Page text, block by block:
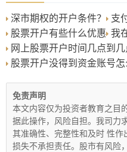
深市期权的开户条件？
支
股票开户有些什么优惠 我
网上股票开户时间几点到
股票开户没得到资金账号
免责声明
本文内容仅为投资者教育之目
据此操作，风险自担。我司力
其准确性、完整性和及时 性
损失不承担责任。股市有风险